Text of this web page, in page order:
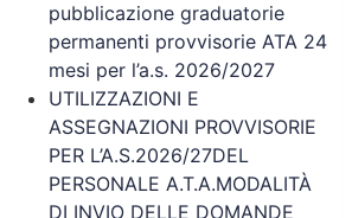
pubblicazione graduatorie
permanenti provvisorie ATA 24
mesi per l’a.s. 2026/2027
UTILIZZAZIONI E
ASSEGNAZIONI PROVVISORIE
PER L’A.S.2026/27DEL
PERSONALE A.T.A.MODALITÀ
DI INVIO DELLE DOMANDE